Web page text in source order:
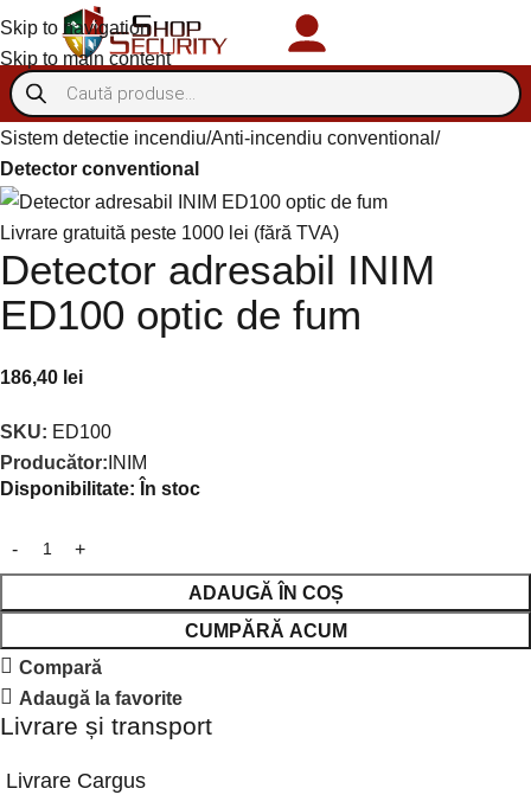
Skip to navigation
Skip to main content
Sistem detectie incendiu Anti-incendiu conventional
Detector conventional
Livrare gratuită peste 1000 lei (fără TVA)
Detector adresabil INIM
ED100 optic de fum
186,40 lei
SKU: ED100
Producător:INIM
Disponibilitate: În stoc
ADAUGĂ ÎN COȘ
CUMPĂRĂ ACUM
Compară
Adaugă la favorite
Livrare și transport
Livrare Cargus